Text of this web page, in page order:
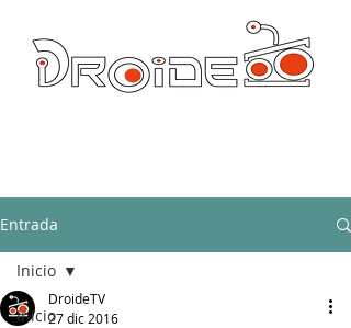
Entrada
Inicio
Inicio
DroideTV
27 dic 2016